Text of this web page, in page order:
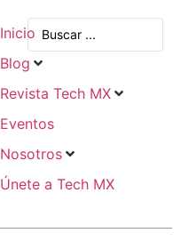
Inicio
Blog
Revista Tech MX
Eventos
Nosotros
Únete a Tech MX